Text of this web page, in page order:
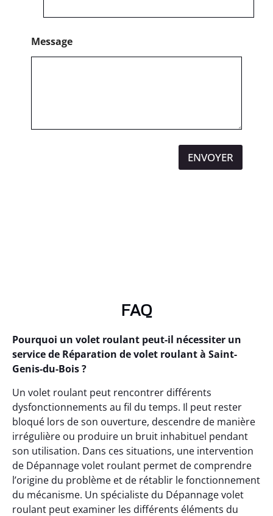
Message
ENVOYER
FAQ
Pourquoi un volet roulant peut-il nécessiter un
service de Réparation de volet roulant à Saint-
Genis-du-Bois ?
Un volet roulant peut rencontrer différents
dysfonctionnements au fil du temps. Il peut rester
bloqué lors de son ouverture, descendre de manière
irrégulière ou produire un bruit inhabituel pendant
son utilisation. Dans ces situations, une intervention
de Dépannage volet roulant permet de comprendre
l’origine du problème et de rétablir le fonctionnement
du mécanisme. Un spécialiste du Dépannage volet
roulant peut examiner les différents éléments du